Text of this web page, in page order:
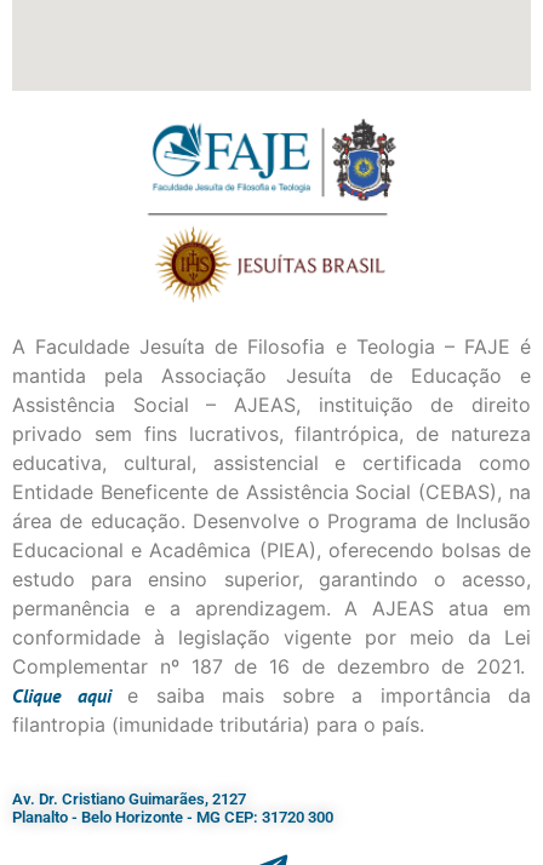
A Faculdade Jesuíta de Filosofia e Teologia – FAJE é
mantida pela Associação Jesuíta de Educação e
Assistência Social – AJEAS, instituição de direito
privado sem fins lucrativos, filantrópica, de natureza
educativa, cultural, assistencial e certificada como
Entidade Beneficente de Assistência Social (CEBAS), na
área de educação. Desenvolve o Programa de Inclusão
Educacional e Acadêmica (PIEA), oferecendo bolsas de
estudo para ensino superior, garantindo o acesso,
permanência e a aprendizagem. A AJEAS atua em
conformidade à legislação vigente por meio da Lei
Complementar nº 187 de 16 de dezembro de 2021.
Cliqueaqui
e saiba mais sobre a importância da
filantropia (imunidade tributária) para o país.
Av. Dr. Cristiano Guimarães, 2127
Planalto - Belo Horizonte - MG CEP: 31720 300